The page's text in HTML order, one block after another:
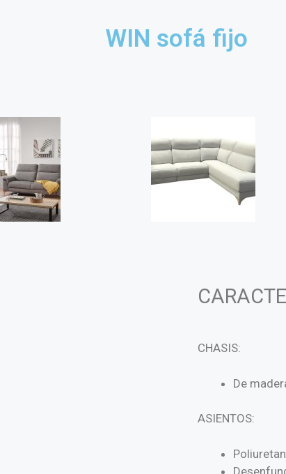
WIN sofá fijo
CHASIS:
De
ASIENTOS: